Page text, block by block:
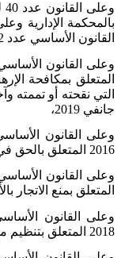
وعلى القانون عدد 40 لسنة 1972 المؤرخ في 1 جوان
بالمحكمة الإدارية
القانون الأساسي عدد 2 لسنة 2011 المؤرخ في 3 جانفي 2011،
المتعلق بمكافحة
التي نقحته أو تممته
جانفي 2019،
2016 المتعلق بالحق في النفاذ إلى المعلومة،
المتعلق بمنع الاتجار
2018 المتعلق بتنظيم مهنة العدول المنفذين،